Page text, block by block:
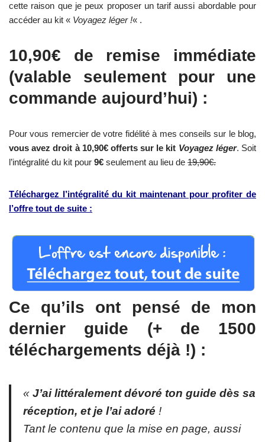
cette raison que je peux proposer un tarif aussi abordable pour
accéder au kit « Voyagez léger !« .
10,90€ de remise immédiate
(valable seulement pour une
commande aujourd’hui) :
Pour vous remercier de votre fidélité à mes conseils sur le blog,
vous avez droit à 10,90€ offerts sur le kit Voyagez léger. Soit
l’intégralité du kit pour 9€ seulement au lieu de 19,90€.
Téléchargez l’intégralité du kit maintenant pour profiter de
l’offre tout de suite :
Ce qu’ils ont pensé de mon
dernier guide (+ de 1500
téléchargements déjà !) :
« J’ai littéralement dévoré ton guide dès sa
réception, et je l’ai adoré !
Tant le contenu que la mise en page, aussi